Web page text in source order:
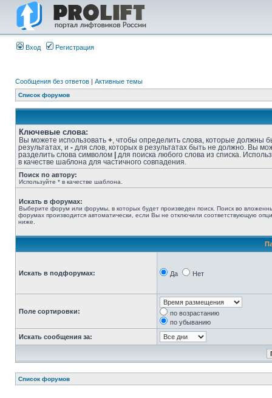
Вход Регистрация
Сообщения без ответов | Активные темы
Список форумов
Ключевые слова:
Вы можете использовать + , чтобы определить слова, которые должны
результатах, и - для слов, которых в результатах быть не должно. Вы
разделить слова символом
для поиска любого слова из списка.
в качестве шаблона для частичного совпадения.
Поиск по автору:
Используйте * в качестве шаблона.
Искать в форумах:
Выберите форум или форумы, в которых будет произведен поиск. Поиск во
форумах производится автоматически, если Вы не отключили соответствующую
ниже.
Искать в подфорумах: Да Нет
Поле сортировки:
по возрастанию
по убыванию
Искать сообщения за:
Список форумов